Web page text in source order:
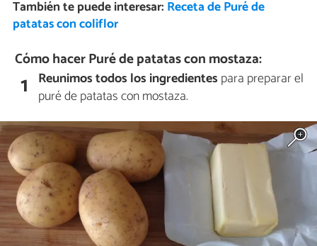
También te puede interesar: Receta de Puré de
patatas con coliflor
Cómo hacer Puré de patatas con mostaza:
1 Reunimos todos los ingredientes para preparar el
puré de patatas con mostaza.